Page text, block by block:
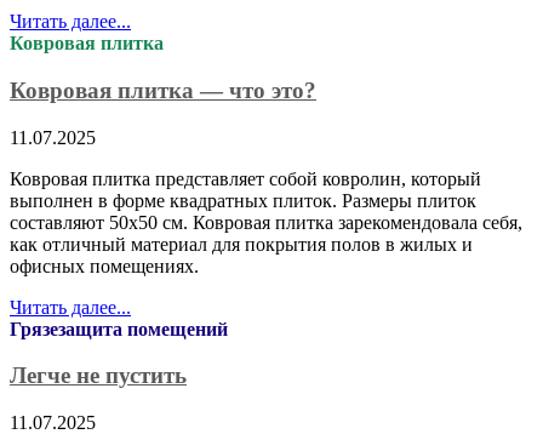
Читать далее...
Ковровая плитка
Ковровая плитка — что это?
11.07.2025
Ковровая плитка представляет собой ковролин, который
выполнен в форме квадратных плиток. Размеры плиток
составляют 50х50 см. Ковровая плитка зарекомендовала себя,
как отличный материал для покрытия полов в жилых и
офисных помещениях.
Читать далее...
Грязезащита помещений
Легче не пустить
11.07.2025